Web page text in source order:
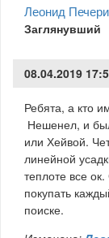
Леонид
Заглянувший
08.04.2019
Ребята, а кто
Нешенел, и
или Хейвой.
линейной
теплоте все
покупать
поиске.